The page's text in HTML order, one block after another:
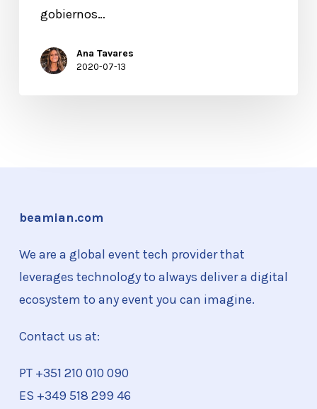
gobiernos…
Ana Tavares
2020-07-13
beamian.com
We are a global event tech provider that
leverages technology to always deliver a digital
ecosystem to any event you can imagine.
Contact us at:
PT +351 210 010 090
ES +349 518 299 46